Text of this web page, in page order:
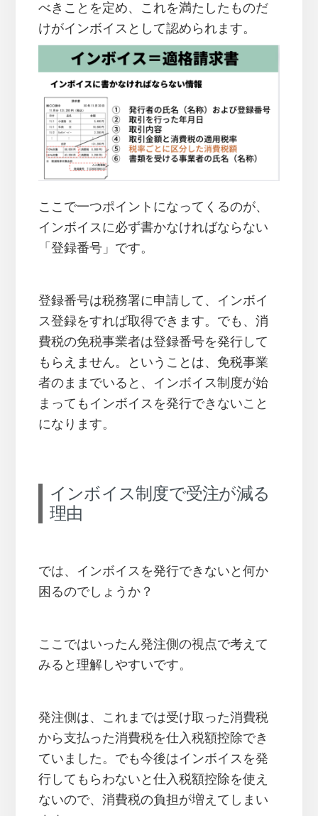
べきことを定め、これを満たしたものだ
けがインボイスとして認められます。
ここで一つポイントになってくるのが、
インボイスに必ず書かなければならない
「登録番号」です。
登録番号は税務署に申請して、インボイ
ス登録をすれば取得できます。でも、消
費税の免税事業者は登録番号を発行して
もらえません。ということは、免税事業
者のままでいると、インボイス制度が始
まってもインボイスを発行できないこと
になります。
インボイス制度で受注が減る
理由
では、インボイスを発行できないと何か
困るのでしょうか？
ここではいったん発注側の視点で考えて
みると理解しやすいです。
発注側は、これまでは受け取った消費税
から支払った消費税を仕入税額控除でき
ていました。でも今後はインボイスを発
行してもらわないと仕入税額控除を使え
ないので、消費税の負担が増えてしまい